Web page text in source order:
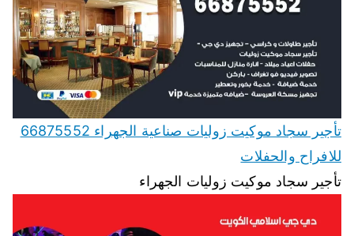
تأجير سجاد موكيت زوليات صناعية الجهراء 66875552
للافراح والحفلات
تأجير سجاد موكيت زوليات الجهراء